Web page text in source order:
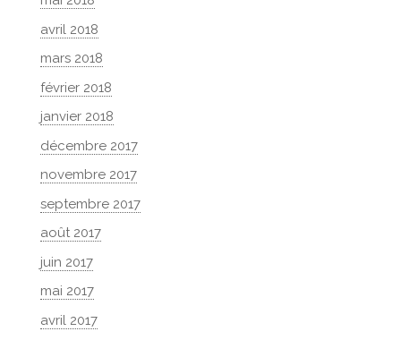
avril 2018
mars 2018
février 2018
janvier 2018
décembre 2017
novembre 2017
septembre 2017
août 2017
juin 2017
mai 2017
avril 2017